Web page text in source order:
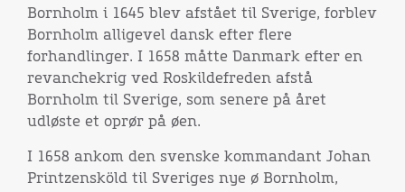
Bornholm i 1645 blev afstået til Sverige, forblev
Bornholm alligevel dansk efter flere
forhandlinger. I 1658 måtte Danmark efter en
revanchekrig ved Roskildefreden afstå
Bornholm til Sverige, som senere på året
udløste et oprør på øen.
I 1658 ankom den svenske kommandant Johan
Printzensköld til Sveriges nye ø Bornholm,